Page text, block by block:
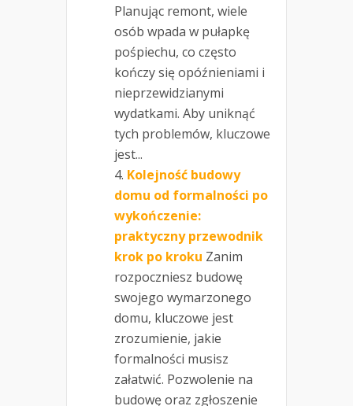
Planując remont, wiele
osób wpada w pułapkę
pośpiechu, co często
kończy się opóźnieniami i
nieprzewidzianymi
wydatkami. Aby uniknąć
tych problemów, kluczowe
jest...
Kolejność budowy
domu od formalności po
wykończenie:
praktyczny przewodnik
krok po kroku Zanim
rozpoczniesz budowę
swojego wymarzonego
domu, kluczowe jest
zrozumienie, jakie
formalności musisz
załatwić. Pozwolenie na
budowę oraz zgłoszenie